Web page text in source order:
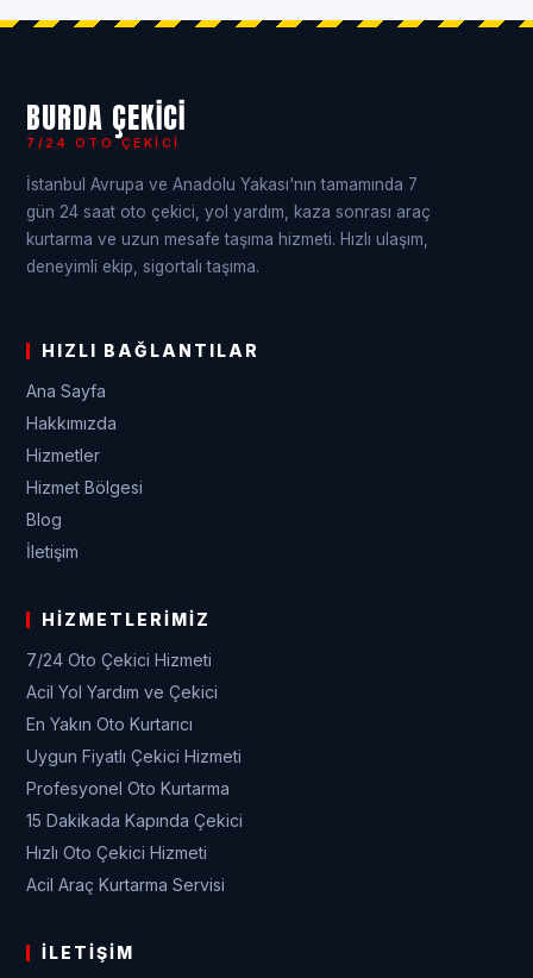
BURDA ÇEKICI
7/24 OTO ÇEKICI
İstanbul Avrupa ve Anadolu Yakası'nın tamamında 7
gün 24 saat oto çekici, yol yardım, kaza sonrası araç
kurtarma ve uzun mesafe taşıma hizmeti. Hızlı ulaşım,
deneyimli ekip, sigortalı taşıma.
HIZLI BAĞLANTILAR
Ana Sayfa
Hakkımızda
Hizmetler
Hizmet Bölgesi
Blog
İletişim
HIZMETLERIMIZ
7/24 Oto Çekici Hizmeti
Acil Yol Yardım ve Çekici
En Yakın Oto Kurtarıcı
Uygun Fiyatlı Çekici Hizmeti
Profesyonel Oto Kurtarma
15 Dakikada Kapında Çekici
Hızlı Oto Çekici Hizmeti
Acil Araç Kurtarma Servisi
İLETIŞIM